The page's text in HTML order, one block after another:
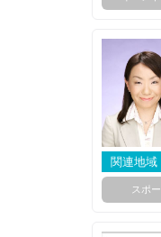
関連地域
スポ